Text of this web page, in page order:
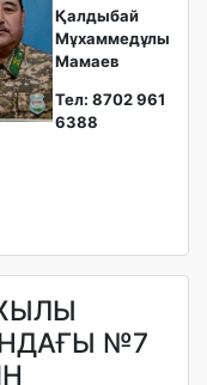
Қалдыбай
Мұхаммедұлы
Мамаев
Тел: 8702 961
6388
№7